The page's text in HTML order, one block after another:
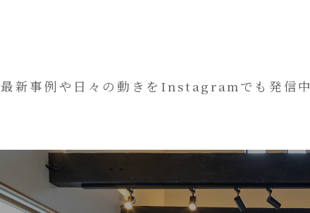
最新事例や日々の動きをInstagramでも発信中